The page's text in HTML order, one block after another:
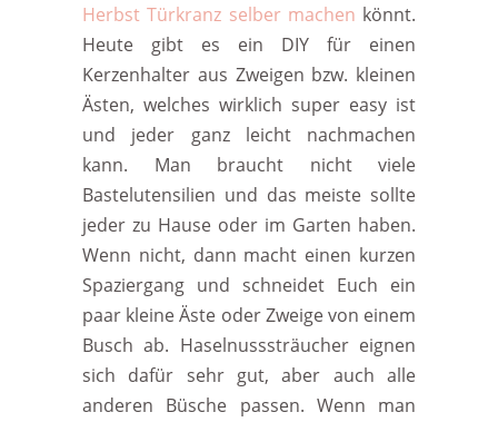
Herbst Türkranz selber machen könnt.
Heute gibt es ein DIY für einen
Kerzenhalter aus Zweigen bzw. kleinen
Ästen, welches wirklich super easy ist
und jeder ganz leicht nachmachen
kann. Man braucht nicht viele
Bastelutensilien und das meiste sollte
jeder zu Hause oder im Garten haben.
Wenn nicht, dann macht einen kurzen
Spaziergang und schneidet Euch ein
paar kleine Äste oder Zweige von einem
Busch ab. Haselnusssträucher eignen
sich dafür sehr gut, aber auch alle
anderen Büsche passen. Wenn man